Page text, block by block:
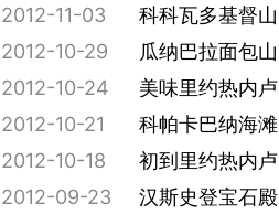
2012-11-03
科科瓦多基督山
2012-10-29
瓜纳巴拉面包山
2012-10-24
美味里约热内卢
2012-10-21
科帕卡巴纳海滩
2012-10-18
初到里约热内卢
2012-09-23
汉斯史登宝石殿